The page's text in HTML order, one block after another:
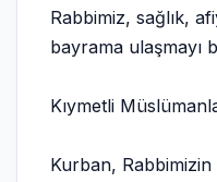
Rabbimiz, sağlık,
bayrama ulaşmayı
Kıymetli
Kurban,